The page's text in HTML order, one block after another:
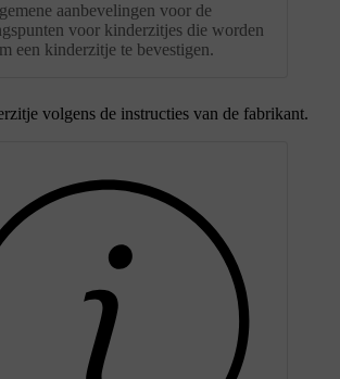
aanbevelingen voor de
voor kinderzitjes die worden
een kinderzitje te bevestigen.
volgens de instructies van de fabrikant.